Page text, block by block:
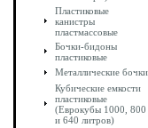
Пластиковые
канистры
пластмассовые
Бочки-бидоны
пластиковые
Металлические бочки
Кубические емкости
пластиковые
(Еврокубы 1000, 800
и 640 литров)